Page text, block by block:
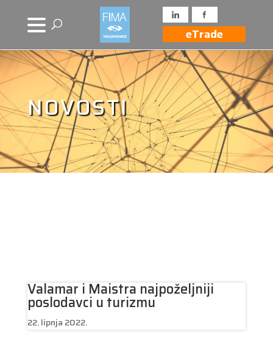
eTrade
NOVOSTI
Valamar i Maistra najpoželjniji
poslodavci u turizmu
22. lipnja 2022.